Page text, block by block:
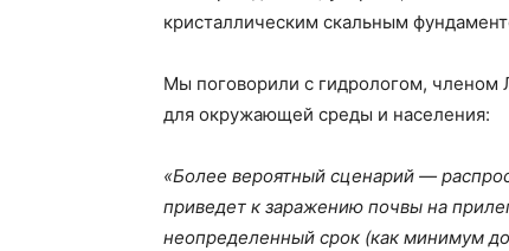
кристаллическим скальным
Мы поговорили с гидрологом,
для окружающей среды и населения:
«Более вероятный сценарий —
приведет к заражению почвы на
неопределенный срок (как минимум